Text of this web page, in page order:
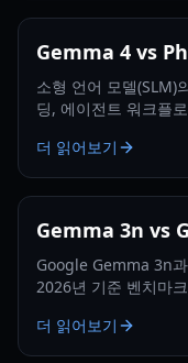
Gemma 4 vs
소형 언어 모델(SLM)
딩, 에이전트 워크플
더 읽어보기
Gemma 3n vs
Google Gemma 3n
2026년 기준 벤치마
더 읽어보기